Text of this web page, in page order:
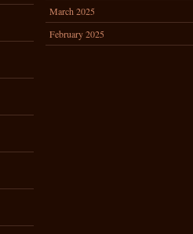
March 2025
February 2025